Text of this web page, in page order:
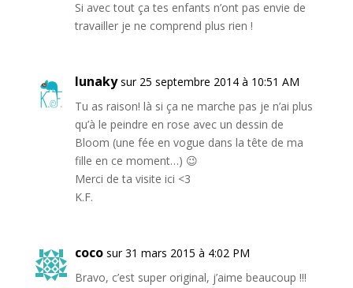
Si avec tout ça tes enfants n’ont pas envie de
travailler je ne comprend plus rien !
lunaky sur 25 septembre 2014 à 10:51 AM
Tu as raison! là si ça ne marche pas je n’ai plus
qu’à le peindre en rose avec un dessin de
Bloom (une fée en vogue dans la tête de ma
fille en ce moment…) 😉
Merci de ta visite ici <3
K.F.
coco sur 31 mars 2015 à 4:02 PM
Bravo, c’est super original, j’aime beaucoup !!!